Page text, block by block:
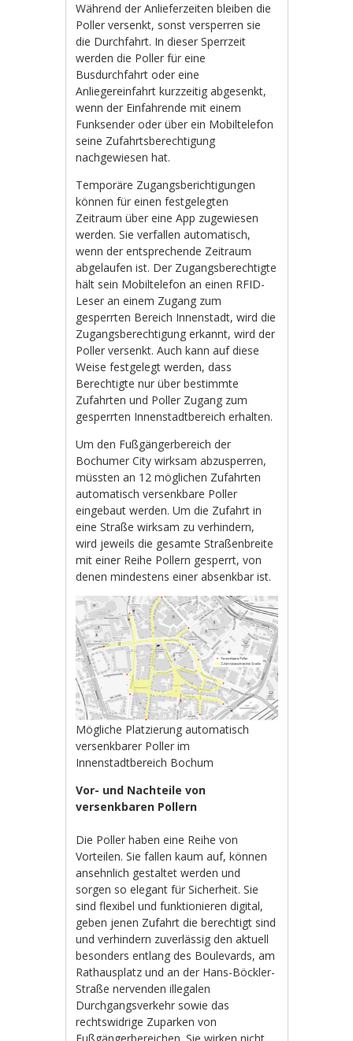
Während der Anlieferzeiten bleiben die
Poller versenkt, sonst versperren sie
die Durchfahrt. In dieser Sperrzeit
werden die Poller für eine
Busdurchfahrt oder eine
Anliegereinfahrt kurzzeitig abgesenkt,
wenn der Einfahrende mit einem
Funksender oder über ein Mobiltelefon
seine Zufahrtsberechtigung
nachgewiesen hat.
Temporäre Zugangsberichtigungen
können für einen festgelegten
Zeitraum über eine App zugewiesen
werden. Sie verfallen automatisch,
wenn der entsprechende Zeitraum
abgelaufen ist. Der Zugangsberechtigte
hält sein Mobiltelefon an einen RFID-
Leser an einem Zugang zum
gesperrten Bereich Innenstadt, wird die
Zugangsberechtigung erkannt, wird der
Poller versenkt. Auch kann auf diese
Weise festgelegt werden, dass
Berechtigte nur über bestimmte
Zufahrten und Poller Zugang zum
gesperrten Innenstadtbereich erhalten.
Um den Fußgängerbereich der
Bochumer City wirksam abzusperren,
müssten an 12 möglichen Zufahrten
automatisch versenkbare Poller
eingebaut werden. Um die Zufahrt in
eine Straße wirksam zu verhindern,
wird jeweils die gesamte Straßenbreite
mit einer Reihe Pollern gesperrt, von
denen mindestens einer absenkbar ist.
Mögliche Platzierung automatisch
versenkbarer Poller im
Innenstadtbereich Bochum
Vor- und Nachteile von
versenkbaren Pollern
Die Poller haben eine Reihe von
Vorteilen. Sie fallen kaum auf, können
ansehnlich gestaltet werden und
sorgen so elegant für Sicherheit. Sie
sind flexibel und funktionieren digital,
geben jenen Zufahrt die berechtigt sind
und verhindern zuverlässig den aktuell
besonders entlang des Boulevards, am
Rathausplatz und an der Hans-Böckler-
Straße nervenden illegalen
Durchgangsverkehr sowie das
rechtswidrige Zuparken von
Fußgängerbereichen. Sie wirken nicht